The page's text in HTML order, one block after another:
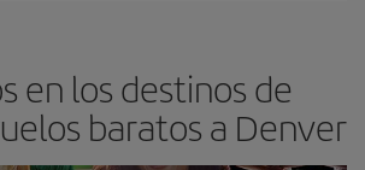
en los destinos de
baratos a Denver